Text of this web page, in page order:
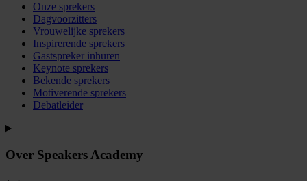
Onze sprekers
Dagvoorzitters
Vrouwelijke sprekers
Inspirerende sprekers
Gastspreker inhuren
Keynote sprekers
Bekende sprekers
Motiverende sprekers
Debatleider
Over Speakers Academy